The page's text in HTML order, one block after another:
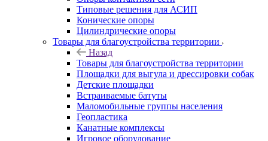
Типовые решения для АСИП
Конические опоры
Цилиндрические опоры
Товары для благоустройства территории
Назад
Товары для благоустройства территории
Площадки для выгула и дрессировки собак
Детские площадки
Встраиваемые батуты
Маломобильные группы населения
Геопластика
Канатные комплексы
Игровое оборудование